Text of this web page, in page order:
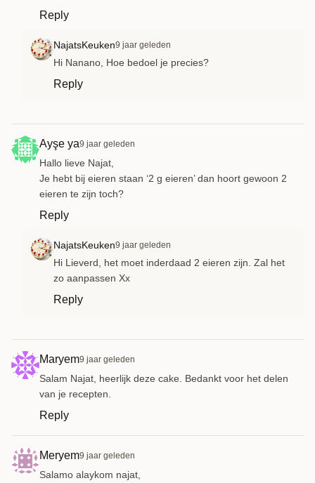
Reply
NajatsKeuken9 jaar geleden
Hi Nanano, Hoe bedoel je precies?
Reply
Ayşe ya9 jaar geleden
Hallo lieve Najat,
Je hebt bij eieren staan ‘2 g eieren’ dan hoort gewoon 2
eieren te zijn toch?
Reply
NajatsKeuken9 jaar geleden
Hi Lieverd, het moet inderdaad 2 eieren zijn. Zal het
zo aanpassen Xx
Reply
Maryem9 jaar geleden
Salam Najat, heerlijk deze cake. Bedankt voor het delen
van je recepten.
Reply
Meryem9 jaar geleden
Salamo alaykom najat,